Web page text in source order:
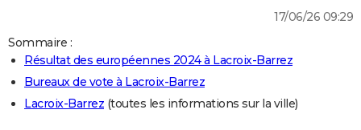
Guides de France
Escapades
Patrimoine
Expositions
Musées
Week-end nature
LIFESTYLE
Art de vivre
Bien-être
Loisirs
Mode
Modes de vie
17/06/26 09:29
Sommaire :
Résultat des européennes 2024 à Lacroix-Barrez
Bureaux de vote à Lacroix-Barrez
Lacroix-Barrez (toutes les informations sur la ville)